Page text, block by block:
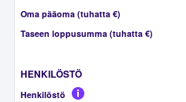
Oma pääoma (tuhatta €)
Taseen loppusumma (tuhatta €)
HENKILÖSTÖ
Henkilöstö